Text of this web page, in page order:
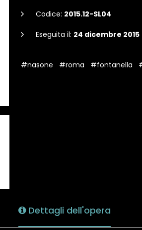
Codice: 2015.12-SL04
Eseguita il: 24 dicembre 2015
#nasone #roma #fontanella
Dettagli dell'opera